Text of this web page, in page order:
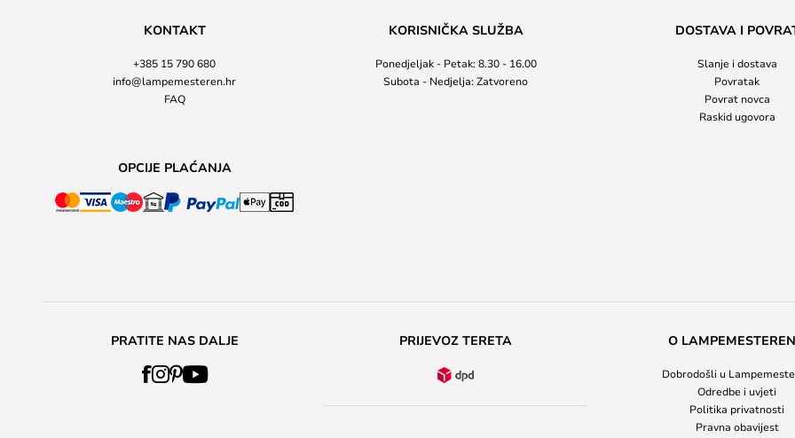
KONTAKT
+385 15 790 680
info@lampemesteren.hr
FAQ
KORISNIČKA SLUŽBA
Ponedjeljak - Petak: 8.30 - 16.00
Subota - Nedjelja: Zatvoreno
DOSTAVA I
Slanje i dostava
Povratak
Povrat novca
Raskid ugovora
OPCIJE PLAĆANJA
PRATITE NAS DALJE PRIJEVOZ TERETA O
Dobrodošli u
Odredbe i uvjeti
Politika privatnosti
Pravna obavijest